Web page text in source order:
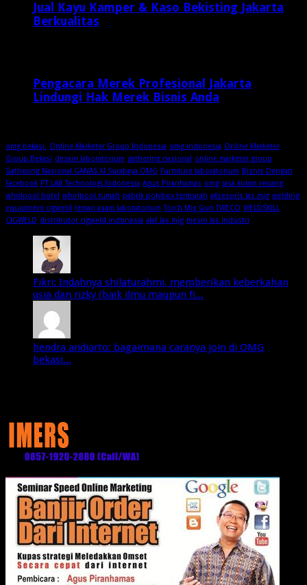
Jual Kayu Kamper & Kaso Bekisting Jakarta
Berkualitas
Pengacara Merek Profesional Jakarta
Lindungi Hak Merek Bisnis Anda
omg bekasi. Online Marketer Group Indonesia omg indonesia Online Marketer
Group Bekasi desain laboratorium gathering nasional online marketer group
Gathering Nasional GANAS XI Surabaya OMG Furniture laboratorium Bisnis Dengan
Facebook PT LAB Technologi Indonesia Agus Piranhamas omg jasa kolam renang
whirlpool hotel whirlpool rumah pabrik polybox termurah aksesoris las mig welding
equipment cigweld lemari asam laboratorium Torch Mig Gun TWECO WELDSKILL
CIGWELD distributor cigweld indonesia alat las mig mesin las industri
Fikri: Indahnya shilaturahmi, memberikan keberkahan
usia dan rizky (baik ilmu maupun fi...
hendra andiarto: bagaimana caranya join di OMG
bekasi...